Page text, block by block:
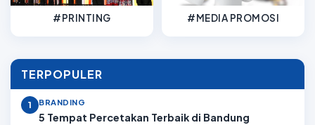
#PRINTING #MEDIA PROMOSI
TERPOPULER
1 BRANDING
5 Tempat Percetakan Terbaik di Bandung